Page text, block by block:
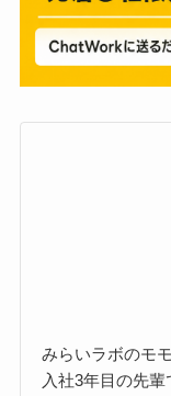
みらいラボのモ
入社3年目の先